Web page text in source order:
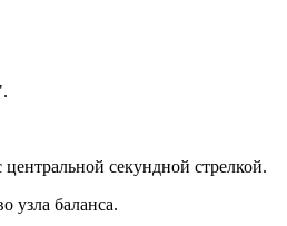
секундной стрелкой.
узла баланса.